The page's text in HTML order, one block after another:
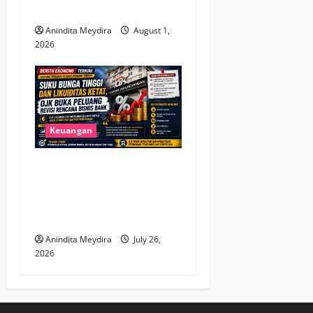
Anindita Meydira
August 1,
2026
Keuangan
Anindita Meydira
July 26,
2026